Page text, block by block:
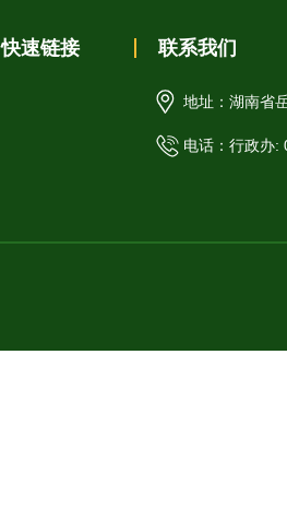
快速链接 联系我们
地址：湖南省
电话：行政办